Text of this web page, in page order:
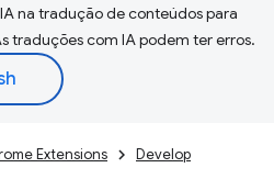
na tradução de conteúdos para
traduções com IA podem ter erros.
Extensions Develop